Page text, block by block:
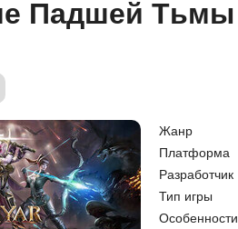
Падшей Тьмы
Жанр
Платформа
Разработчик
Тип игры
Особенности